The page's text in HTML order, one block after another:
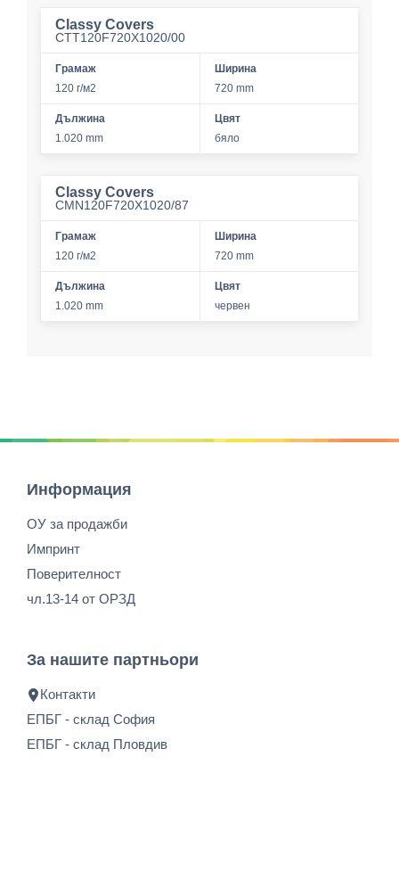
Classy Covers
CTT120F720X1020/00
Грамаж
120 г/м2
Ширина
720 mm
Дължина
1.020 mm
Цвят
бяло
Classy Covers
CMN120F720X1020/87
Грамаж
120 г/м2
Ширина
720 mm
Дължина
1.020 mm
Цвят
червен
Информация
ОУ за продажби
Импринт
Поверителност
чл.13-14 от ОРЗД
За нашите партньори
Контакти
ЕПБГ - склад София
ЕПБГ - склад Пловдив